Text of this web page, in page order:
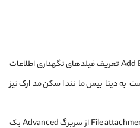
در سربرگ Advanced در پنجره Add Entry تعریف فیلدهای نگهداری اطلاعات
به دیتابیس مانند اسکن مدارک نیز
در صورت نیاز می توانید در بخش File attachments از سربرگ Advanced یک